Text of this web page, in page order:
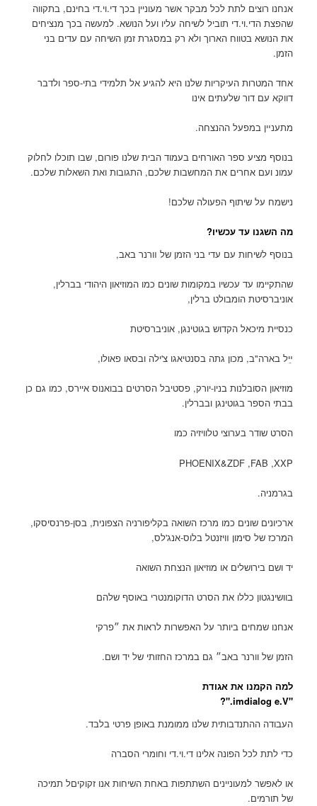
אנחנו רוצים לתת לכל מבקר אשר מעוניין בכך די.וי.די בחינם, בתקווה
שהפצת הדי.וי.די תוביל לשיחה עליו ועל הנושא. למעשה בכך מנציחים
את הנושא בטווח הארוך ולא רק במסגרת זמן השיחה עם עדים בני
הזמן.
אחד המטרות העיקריות שלנו היא להגיע אל תלמידי בתי-ספר ולדבר
דווקא עם דור שלעתים אינו
מתענײן במפעל ההנצחה.
בנוסף מציע ספר האורחים בעמוד הבית שלנו פורום, שבו תוכלו לחלוק
עמונ ועם אחרים את המחשבות שלכם, התגובות ואת השאלות שלכם.
נישמח על שיתוף הפעולה שלכם!
מה השגנו עד עכשיו?
בנוסף לשיחות עם עדי בני הזמן של װרנר באב,
שהתקיימו עד עכשיו במקומות שונים כמו המוזיאון היהודי בברלין,
אוניברסיטת הומבולט ברלין,
כנסיית מיכאל הקדוש בגוטינגן, אוניברסיטת
ײֵל בארה"ב, מכון גתה בסנטיאגו צ'ילה ובסאו פאולו,
מוזיאון הסובלנות בניו-יורק, פסטיבל הסרטים בבואנוס איירס, כמו גם כן
בבתי הספר בגוטינגן ובברלין.
הסרט שודר בערוצי טלוויזיה כמו
PHOENIX&ZDF ,FAB ,XXP
בגרמניה.
ארכיונים שונים כמו מרכז השואה בקליפורניה הצפונית, בסן-פרנסיסקו,
המרכז של סימון װיזנטל בלוס-אנג'לס,
יד ושם בירושלים או מוזיאון הנצחת השואה
בוושינגטון כללו את הסרט הדוקומנטרי באוסף שלהם
אנחנו שמחים ביותר על האפשרות לראות את ״פרקי
הזמן של וורנר באב״ גם במרכז החזותי של יד ושם.
למה הקמנו את אגודת
"imdialog e.V."?
העבודה ההתנדבותית שלנו ממומנת באופן פרטי בלבד.
כדי לתת לכל הפונה אלינו די.וי.די וחומרי הסברה
או לאפשר למעוניינים השתתפות באחת השיחות אנו זקוקיםל תמיכה
של תורמים.